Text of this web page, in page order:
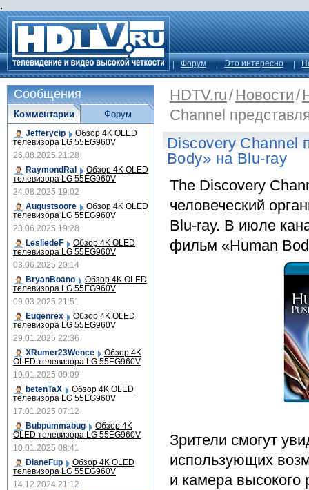
.
Форум Это интересно
HDTV.ru/Новости/
Channel
Discovery Channel
Body» на Blu-ray
The Discovery
человеческий
Blu-ray. В июле
фильм «Human
Зрители смогут
использующих
и камера
Сообщения
Комментарии
Jefferycip Обзор 4K OLED
телевизора LG 55EG960V
26.08.2025 21:28
RaymondRal
Обзор 4K OLED
телевизора LG 55EG960V
24.08.2025 19:02
Augustsoore
Обзор 4K OLED
телевизора LG 55EG960V
23.06.2025 19:28
LesliedeF
Обзор 4K OLED
телевизора LG 55EG960V
03.06.2025 20:14
BryanBoano
Обзор 4K OLED
телевизора LG 55EG960V
09.03.2025 21:51
Eugenrex
Обзор 4K OLED
телевизора LG 55EG960V
29.01.2025 22:36
XRumer23Wence
Обзор 4K
OLED телевизора LG 55EG960V
19.01.2025 09:09
betenTaX
Обзор 4K OLED
телевизора LG 55EG960V
17.01.2025 07:12
Bubpummabug
Обзор 4K
OLED телевизора LG 55EG960V
10.01.2025 08:41
DianeFup
Обзор 4K OLED
телевизора LG 55EG960V
14.12.2024 21:12
Форум